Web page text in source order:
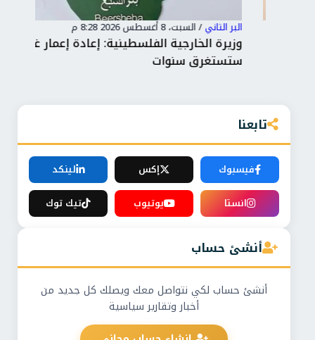
البر التاني /السبت، 8 أغسطس 2026 8:28 م
وزيرة الخارجية الفلسطينية: إعادة إعمار غزة
ستستغرق سنوات
تابعنا
فيسبوك إكس
لينكد
انستا
يوتيوب تيك توك
أنشئ حساب
أنشئ حساب لكي نتواصل معك ويصلك كل جديد من
أخبار وتقارير سياسية